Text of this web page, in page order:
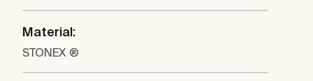
Material:
STONEX ®